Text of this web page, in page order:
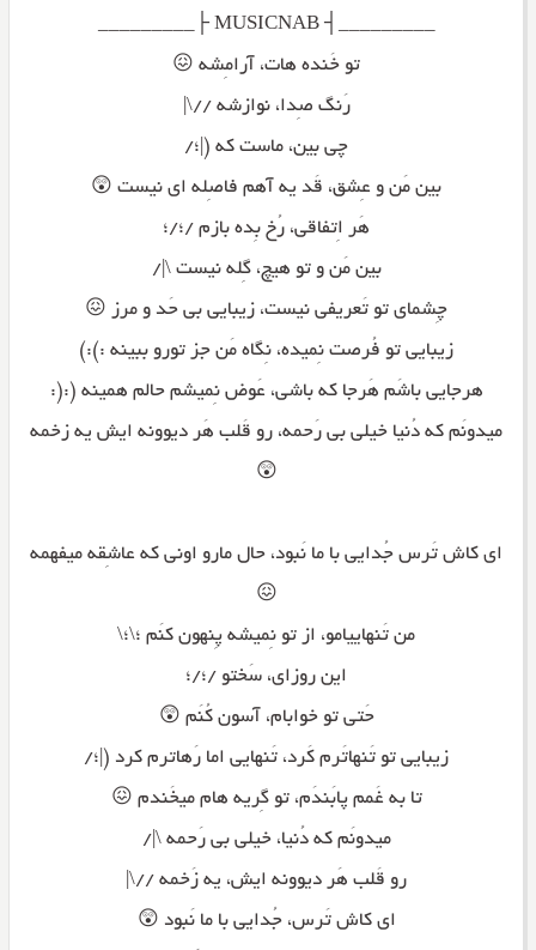
_________┤ MUSICNAB ├_________
تو خَنده هات، آرامِشه 😖
رَنگ صِدا، نوازشه //\|
چی بین، ماست که (|؛/
بین مَن و عِشق، قَد یه آهم فاصِله ای نیست 😲
هَر اِتفاقی، رُخ بِده بازم /؛/؛
بین مَن و تو هیچ، گِله نیست \|/
چِشمای تو تَعریفی نیست، زیبایی بی حَد و مرز 😖
زیبایی تو فُرصت نِمیده، نِگاه مَن جز تورو ببینه :):)
هرجایی باشَم هَرجا که باشی، عَوض نِمیشم حالم همینه (:(:
میدونَم که دُنیا خیلی بی رَحمه، رو قَلب هَر دیوونه ایش یه زخمه
😲
ای کاش تَرس جُدایی با ما نَبود، حال مارو اونی که عاشِقه میفهمه
😖
من تَنهاییامو، از تو نِمیشه پِنهون کنَم ؛\؛\
این روزای، سَختو /؛/؛
حَتی تو خوابام، آسون کُنَم 😲
زیبایی تو تَنهاتَرم کَرد، تَنهایی اما رَهاترم کرد (|؛/
تا به غَمم پابَندَم، تو گِریه هام میخَندم 😖
میدونَم که دُنیا، خیلی بی رَحمه \|/
رو قَلب هَر دیوونه ایش، یه زَخمه //\|
ای کاش تَرس، جُدایی با ما نَبود 😲